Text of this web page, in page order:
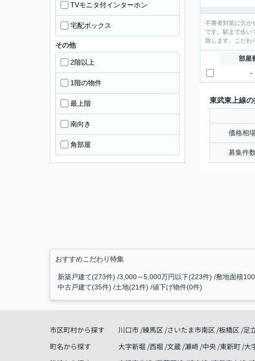
不審者対策に欠か
です。駅まで歩い
致します。こだわ
部屋
-
東武東上線
価格相
募集件数
TVモニタ付インターホン
宅配ボックス
その他
2階以上
1階の物件
最上階
南向き
角部屋
おすすめこだわり特集
新築戸建て(273件) 3,000～5,000万円以下(223件) 敷地面積
中古戸建て(35件)
土地(21件) 値下げ物件(0件)
市区町村から探す 川口市 練馬区 さいたま市南区 板橋区 足
町名から探す
大字新堀 西堀 文蔵 瀬崎 中央 東新町 大